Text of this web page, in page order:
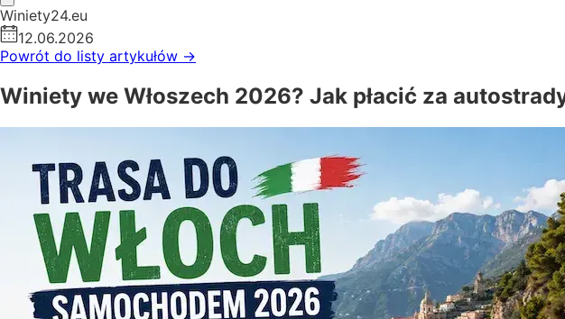
Winiety24.eu
12.06.2026
Powrót do listy artykułów →
Winiety we Włoszech 2026? Jak płacić za